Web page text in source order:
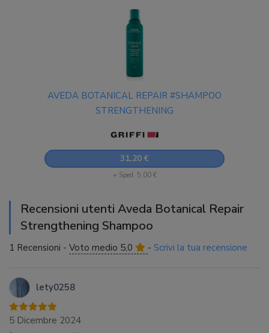
AVEDA BOTANICAL REPAIR #SHAMPOO
STRENGTHENING
31,20 €
+ Sped. 5,00 €
Recensioni utenti Aveda Botanical Repair
Strengthening Shampoo
1 Recensioni - Voto medio 5,0 - Scrivi la tua recensione
lety0258
5 Dicembre 2024